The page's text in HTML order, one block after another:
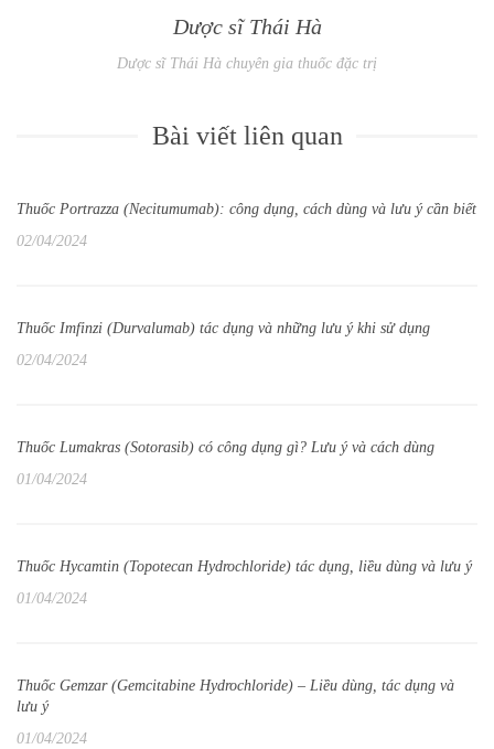
Dược sĩ Thái Hà
Dược sĩ Thái Hà chuyên gia thuốc đặc trị
Bài viết liên quan
Thuốc Portrazza (Necitumumab): công dụng, cách dùng và lưu ý cần biết
02/04/2024
Thuốc Imfinzi (Durvalumab) tác dụng và những lưu ý khi sử dụng
02/04/2024
Thuốc Lumakras (Sotorasib) có công dụng gì? Lưu ý và cách dùng
01/04/2024
Thuốc Hycamtin (Topotecan Hydrochloride) tác dụng, liều dùng và lưu ý
01/04/2024
Thuốc Gemzar (Gemcitabine Hydrochloride) – Liều dùng, tác dụng và
lưu ý
01/04/2024